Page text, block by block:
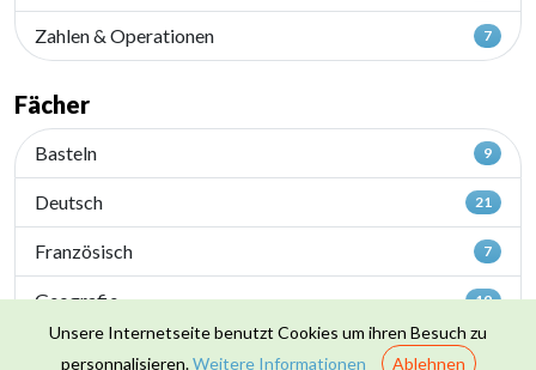
Zahlen & Operationen 7
Fächer
Basteln 9
Deutsch 21
Französisch 7
Geografie 19
Unsere Internetseite benutzt Cookies um ihren Besuch zu
personnalisieren.Weitere Informationen
Ablehnen